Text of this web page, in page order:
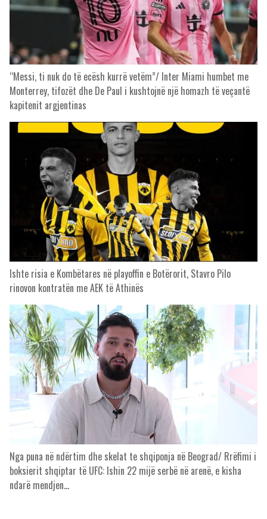
“Messi, ti nuk do të ecësh kurrë vetëm”/ Inter Miami humbet me
Monterrey, tifozët dhe De Paul i kushtojnë një homazh të veçantë
kapitenit argjentinas
Ishte risia e Kombëtares në playoffin e Botërorit, Stavro Pilo
rinovon kontratën me AEK të Athinës
Nga puna në ndërtim dhe skelat te shqiponja në Beograd/ Rrëfimi i
boksierit shqiptar të UFC: Ishin 22 mijë serbë në arenë, e kisha
ndarë mendjen…